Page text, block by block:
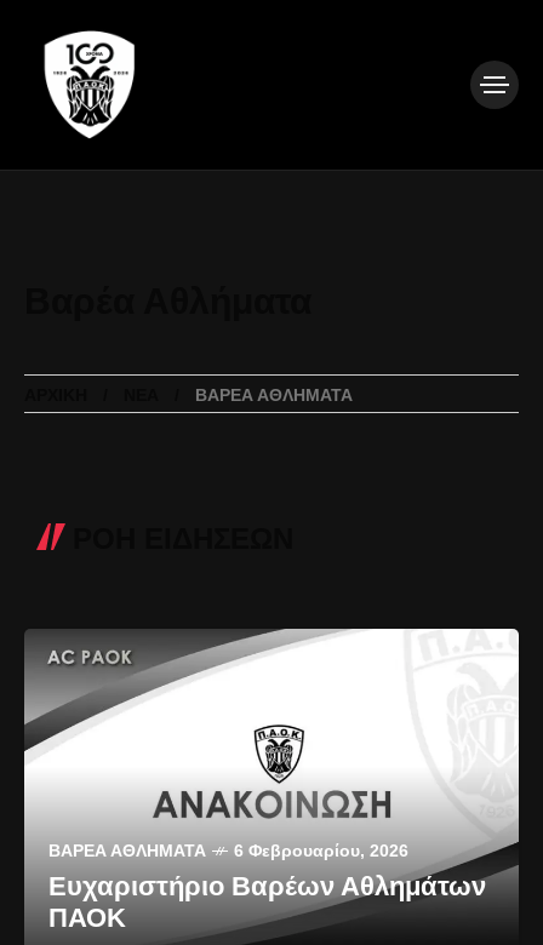
ΒΑΡΈΑ ΑΘΛΉΜΑΤΑ
ΒΑΡΈΑ ΑΘΛΉΜΑΤΑ 6 Φεβρουαρίου, 2026
Ευχαριστήριο Βαρέων Αθλημάτων
ΠΑΟΚ